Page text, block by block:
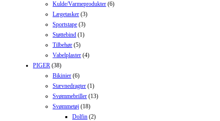
Kulde/Varmeprodukter (6)
Lægetasker (3)
Sportstape (3)
Støttebind (1)
Tilbehør (5)
Vabelplaster (4)
PIGER (38)
Bikinier (6)
Stævnedragter (1)
Svømmebriller (13)
Svømmetøj (18)
Dolfin (2)